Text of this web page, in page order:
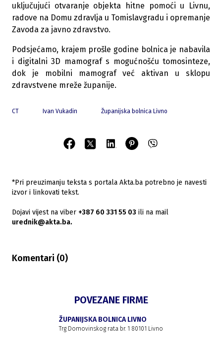
uključujući otvaranje objekta hitne pomoći u Livnu,
radove na Domu zdravlja u Tomislavgradu i opremanje
Zavoda za javno zdravstvo.
Podsjećamo, krajem prošle godine bolnica je nabavila
i digitalni 3D mamograf s mogućnošću tomosinteze,
dok je mobilni mamograf već aktivan u sklopu
zdravstvene mreže županije.
CT Ivan Vukadin Županijska bolnica Livno
*Pri preuzimanju teksta s portala Akta.ba potrebno je navesti
izvor i linkovati tekst.
Dojavi vijest na viber +387 60 331 55 03 ili na mail
urednik@akta.ba.
Komentari (0)
POVEZANE FIRME
ŽUPANIJSKA BOLNICA LIVNO
Trg Domovinskog rata br. 1 80101 Livno